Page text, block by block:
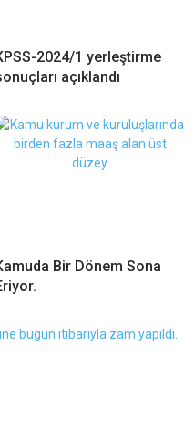
2024/1 yerleştirme
açıklandı
Bir Dönem Sona